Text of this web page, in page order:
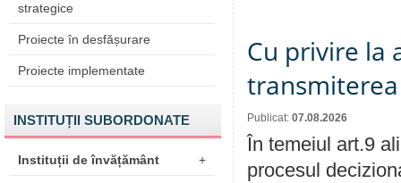
strategice
Proiecte în desfășurare
Proiecte implementate
INSTITUȚII SUBORDONATE
Instituții de învățământ +
Cu privire la
Publicat: 07.08.2026
În temeiul art.9
procesul